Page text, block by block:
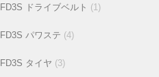
FD3S ドライブベルト (1)
FD3S パワステ (4)
FD3S タイヤ (3)